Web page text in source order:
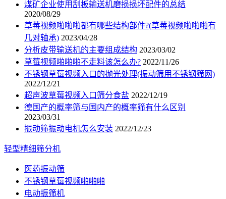
煤矿企业使用刮板输送机磨损损坏配件的总结
2020/08/29
草莓视频啪啪啪都有哪些结构部件?(草莓视频啪啪啪有
几对轴承) 2023/04/28
分析皮带输送机的主要组成结构 2023/03/02
草莓视频啪啪啪不走料该怎么办? 2022/11/26
不锈钢草莓视频入口的抛光处理(振动筛用不锈钢筛网)
2022/12/21
超声波草莓视频入口筛分食盐 2022/12/19
德国产的概率筛与国内产的概率筛有什么区别
2023/03/31
振动筛振动电机怎么安装 2022/12/23
轻型精细筛分机
医药振动筛
不锈钢草莓视频啪啪啪
电动振筛机